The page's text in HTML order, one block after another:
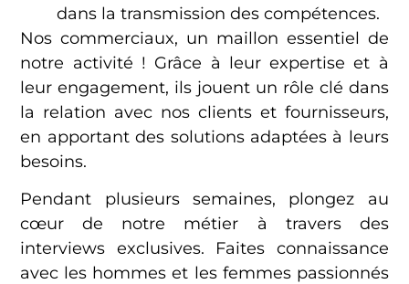
dans la transmission des compétences.
Nos commerciaux, un maillon essentiel de
notre activité ! Grâce à leur expertise et à
leur engagement, ils jouent un rôle clé dans
la relation avec nos clients et fournisseurs,
en apportant des solutions adaptées à leurs
besoins.
Pendant plusieurs semaines, plongez au
cœur de notre métier à travers des
interviews exclusives. Faites connaissance
avec les hommes et les femmes passionnés